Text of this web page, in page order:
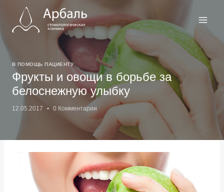
содержимому
В ПОМОЩЬ ПАЦИЕНТУ
Фрукты и овощи в борьбе за
белоснежную улыбку
12.05.2017 0 Комментарии